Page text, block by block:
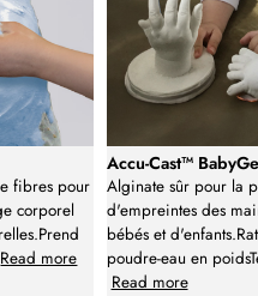
fibres pour
corporel
Read more
Accu-Cast™
Alginate sûr pour la
d'empreintes des
bébés et
poudre-eau en
Read more